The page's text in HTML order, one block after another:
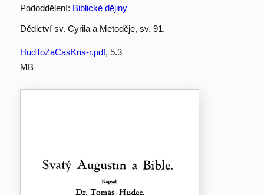
Pododdělení: Biblické dějiny
Dědictví sv. Cyrila a Metoděje, sv. 91.
HudToZaCasKris-r.pdf, 5.3
MB